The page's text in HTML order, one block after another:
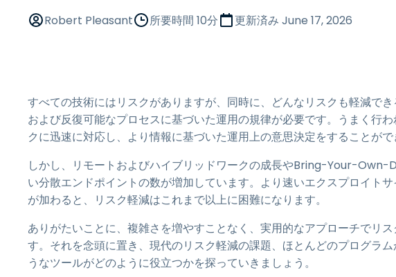
Robert Pleasant 所要時間 10分 更新済み June 17, 2026
すべての技術にはリスクがありますが、同時に、どんなリスクも軽減で
および反復可能なプロセスに基づいた運用の規律が必要です。うまく行
クに迅速に対応し、より情報に基づいた運用上の意思決定をすることがで
しかし、リモートおよびハイブリッドワークの成長やBring-Your-Own-
い分散エンドポイントの数が増加しています。より速いエクスプロイト
が加わると、リスク軽減はこれまで以上に困難になります。
ありがたいことに、複雑さを増やすことなく、実用的なアプローチでリ
す。それを念頭に置き、現代のリスク軽減の課題、ほとんどのプログラ
うなツールがどのように役立つかを探っていきましょう。